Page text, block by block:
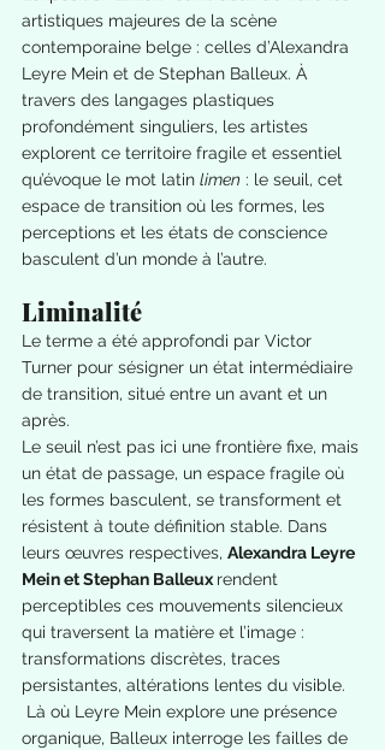
artistiques majeures de la scène
contemporaine belge : celles d’Alexandra
Leyre Mein et de Stephan Balleux. À
travers des langages plastiques
profondément singuliers, les artistes
explorent ce territoire fragile et essentiel
qu’évoque le mot latin limen : le seuil, cet
espace de transition où les formes, les
perceptions et les états de conscience
basculent d’un monde à l’autre.
Liminalité
Le terme a été approfondi par Victor
Turner pour sésigner un état intermédiaire
de transition, situé entre un avant et un
après.
Le seuil n’est pas ici une frontière fixe, mais
un état de passage, un espace fragile où
les formes basculent, se transforment et
résistent à toute définition stable. Dans
leurs œuvres respectives, Alexandra Leyre
Mein et Stephan Balleux rendent
perceptibles ces mouvements silencieux
qui traversent la matière et l’image :
transformations discrètes, traces
persistantes, altérations lentes du visible.
Là où Leyre Mein explore une présence
organique, Balleux interroge les failles de